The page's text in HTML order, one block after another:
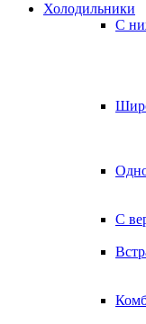
Холодильники
С
С